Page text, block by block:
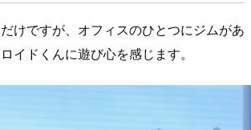
けですが、オフィスのひとつにジムがあ
イドくんに遊び心を感じます。